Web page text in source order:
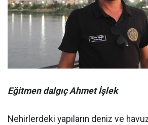
Eğitmen dalgıç Ahmet İşlek
Nehirlerdeki yapıların deniz ve